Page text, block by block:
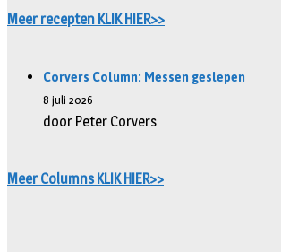
Meer recepten KLIK HIER>>
Corvers Column: Messen geslepen
8 juli 2026
door Peter Corvers
Meer Columns KLIK HIER>>